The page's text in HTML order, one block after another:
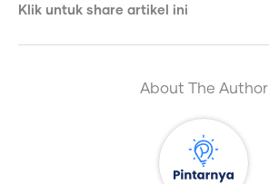
Klik untuk share artikel ini
About The Author